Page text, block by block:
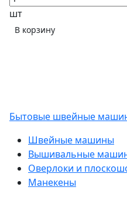
шт
В корзину
Бытовые швейные
Швейные машины
Вышивальные
Оверлоки и
Манекены